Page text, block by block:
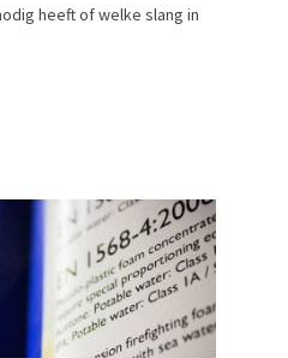
heeft of welke slang in